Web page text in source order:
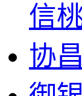
信
协